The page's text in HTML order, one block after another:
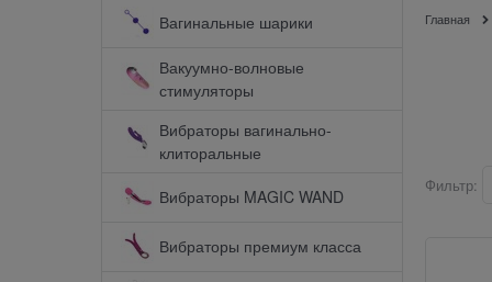
Вагинальные шарики
Вакуумно-волновые
стимуляторы
Вибраторы вагинально-
клиторальные
Вибраторы MAGIC WAND
Вибраторы премиум класса
Главная
Фильтр: